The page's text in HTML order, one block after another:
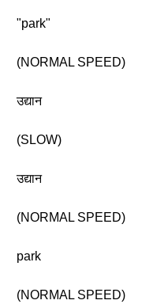
"park"
(NORMAL SPEED)
उद्यान
(SLOW)
उद्यान
(NORMAL SPEED)
park
(NORMAL SPEED)